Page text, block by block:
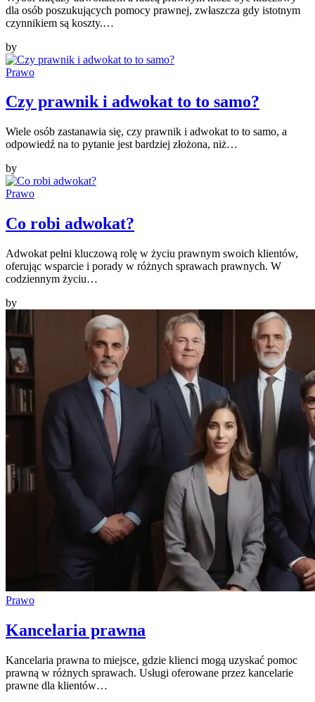
dla osób poszukujących pomocy prawnej, zwłaszcza gdy istotnym
czynnikiem są koszty.…
by
Prawo
Czy prawnik i adwokat to to samo?
Wiele osób zastanawia się, czy prawnik i adwokat to to samo, a
odpowiedź na to pytanie jest bardziej złożona, niż…
by
Prawo
Co robi adwokat?
Adwokat pełni kluczową rolę w życiu prawnym swoich klientów,
oferując wsparcie i porady w różnych sprawach prawnych. W
codziennym życiu…
by
Prawo
Kancelaria prawna
Kancelaria prawna to miejsce, gdzie klienci mogą uzyskać pomoc
prawną w różnych sprawach. Usługi oferowane przez kancelarie
prawne dla klientów…